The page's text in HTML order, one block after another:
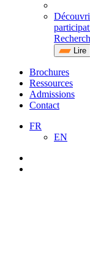
Lire
Brochures
Ressources
Admissions
Contact
FR
EN